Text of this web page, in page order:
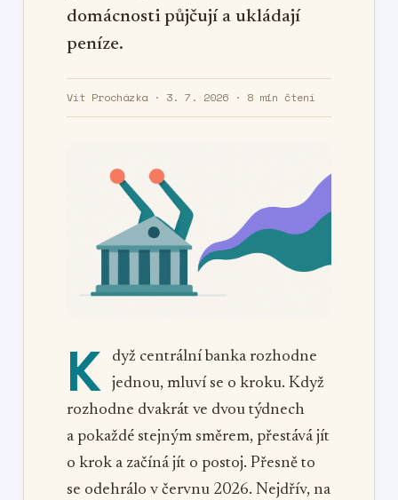
domácnosti půjčují a ukládají
peníze.
Vít Procházka · 3. 7. 2026 · 8 min čtení
K
dyž centrální banka rozhodne
jednou, mluví se o kroku. Když
rozhodne dvakrát ve dvou týdnech
a pokaždé stejným směrem, přestává jít
o krok a začíná jít o postoj. Přesně to
se odehrálo v červnu 2026. Nejdřív, na